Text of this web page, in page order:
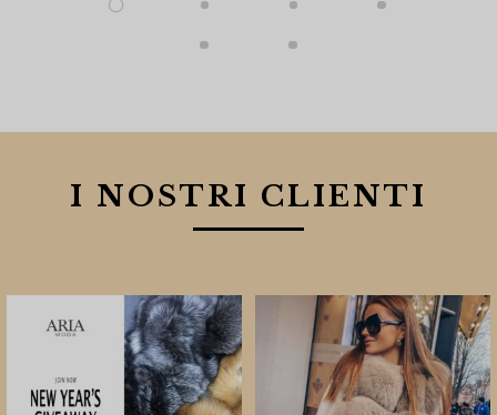
I NOSTRI CLIENTI